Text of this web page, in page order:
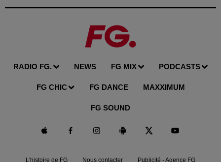
RADIO FG. NEWS FG MIX PODCASTS
FG CHIC FG DANCE MAXXIMUM
FG SOUND
L'histoire de FG Nous contacter Publicité - Agence FG